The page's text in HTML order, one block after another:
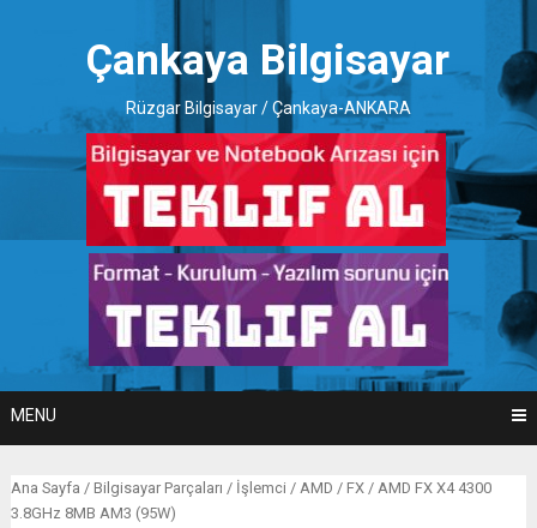
Çankaya Bilgisayar
Rüzgar Bilgisayar / Çankaya-ANKARA
MENU
Ana Sayfa / Bilgisayar Parçaları / İşlemci / AMD / FX/ AMD FX X4 4300
3.8GHz 8MB AM3 (95W)